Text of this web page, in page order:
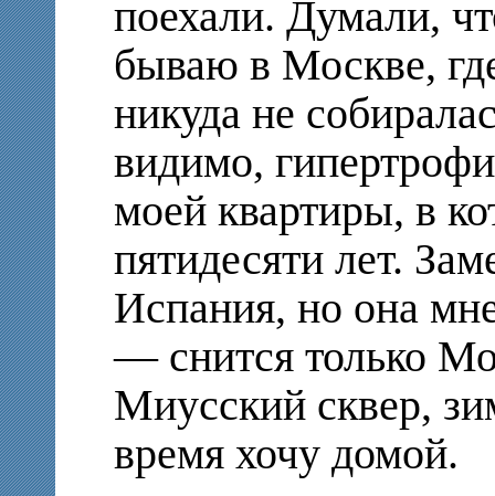
поехали. Думали,
бываю в Москве,
никуда не
видимо,
моей квартиры, в
пятидесяти лет.
Испания, но она
— снится только
Миусский сквер,
время хочу домой.